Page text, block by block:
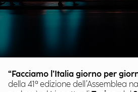
“Facciamo l’Italia giorno per
della 41ª edizione dell’Assemblea